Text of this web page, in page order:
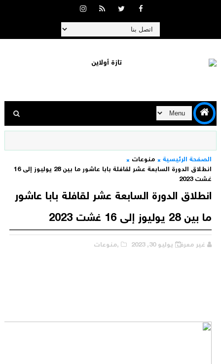
الصفحة الرئيسية
منوعات
انطلاق الدورة السابعة عشر لقافلة بابا عاشور ما بين 28 يوليوز إلى 16
غشت 2023
انطلاق الدورة السابعة عشر لقافلة بابا عاشور
ما بين 28 يوليوز إلى 16 غشت 2023
غير معرف يوليو 30, 2023 ,منوعات